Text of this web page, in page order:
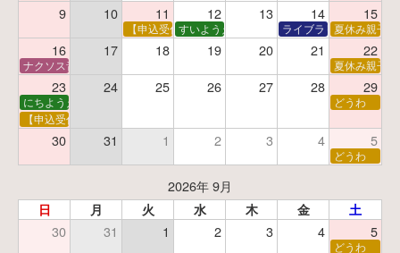
9 10 11 12 13 14 15
【申込受付中】夏休みおはなし工作会
すいようえほん ライブラリーシアター
夏休み親子
16 17 18 19 20 21 22
ナクソス音楽会 第5回 NHK交響楽団創立100年 夏休み親子
23 24 25 26 27 28 29
にちようえほん
どうわ
【申込受付中】ゆうべのこわ～いおはなし会
30 31 1 2 3 4 5
どうわ
2026年 9月
日 月 火 水 木 金 土
30 31 1 2 3 4 5
どうわ